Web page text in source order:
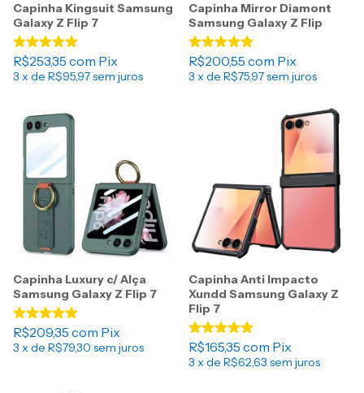
Capinha Kingsuit Samsung
Galaxy Z Flip 7
R$253,35 com Pix
3 x de R$95,97sem juros
Capinha Mirror Diamont
Samsung Galaxy Z Flip
R$200,55 com Pix
3 x de R$75,97sem juros
Capinha Luxury c/ Alça
Samsung Galaxy Z Flip 7
R$209,35 com Pix
3 x de R$79,30 sem juros
Capinha Anti Impacto
Xundd Samsung Galaxy Z
Flip 7
R$165,35 com Pix
3 x de R$62,63 sem juros